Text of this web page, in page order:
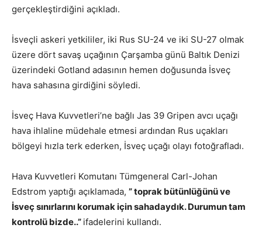
gerçekleştirdiğini açıkladı.
İsveçli askeri yetkililer, iki Rus SU-24 ve iki SU-27 olmak
üzere dört savaş uçağının Çarşamba günü Baltık Denizi
üzerindeki Gotland adasının hemen doğusunda İsveç
hava sahasına girdiğini söyledi.
İsveç Hava Kuvvetleri’ne bağlı Jas 39 Gripen avcı uçağı
hava ihlaline müdehale etmesi ardından Rus uçakları
bölgeyi hızla terk ederken, İsveç uçağı olayı fotoğrafladı.
Hava Kuvvetleri Komutanı Tümgeneral Carl-Johan
Edstrom yaptığı açıklamada, ” toprak bütünlüğünü ve
İsveç sınırlarını korumak için sahadaydık. Durumun tam
kontrolü bizde..” ifadelerini kullandı.